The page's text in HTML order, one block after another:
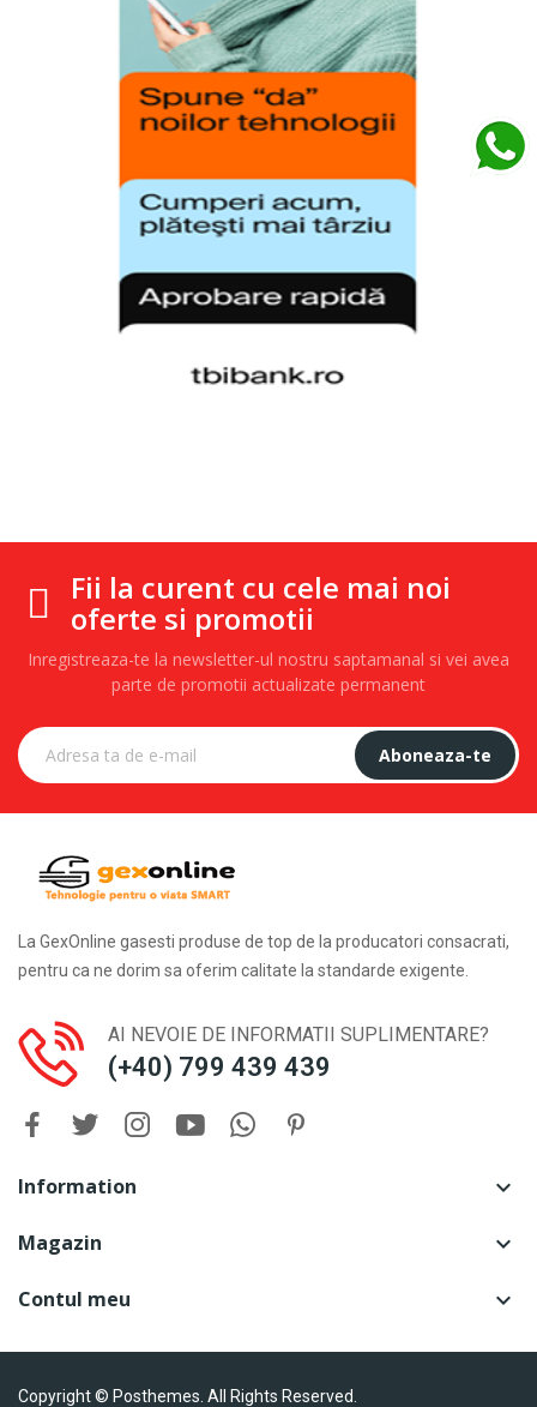
Fii la curent cu cele mai noi
oferte si promotii
Inregistreaza-te la newsletter-ul nostru saptamanal si vei avea
parte de promotii actualizate permanent
Aboneaza-te
La GexOnline gasesti produse de top de la producatori consacrati,
pentru ca ne dorim sa oferim calitate la standarde exigente.
AI NEVOIE DE INFORMATII SUPLIMENTARE?
(+40) 799 439 439
Information 
Magazin 
Contul meu 
Copyright © Posthemes. All Rights Reserved.